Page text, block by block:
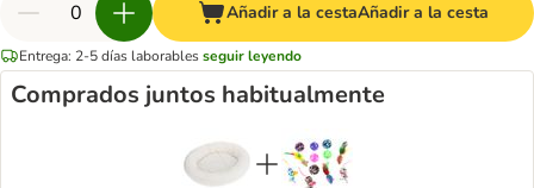
Añadir a la cestaAñadir a la cesta
Entrega: 2-5 días laborablesseguir leyendo
Comprados juntos habitualmente